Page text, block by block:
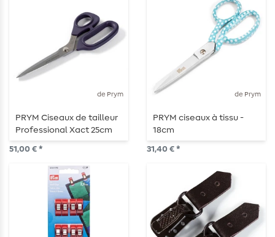
de Prym
PRYM Ciseaux de tailleur
Professional Xact 25cm
51,00 € *
de Prym
PRYM ciseaux à tissu -
18cm
31,40 € *